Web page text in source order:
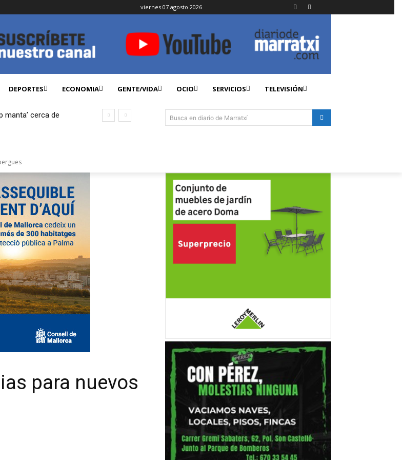
viernes 07 agosto 2026
DEPORTES ECONOMIA GENTE/VIDA OCIO SERVICIOS TELEVISIÓN
manta’ cerca de
Busca en diario de Marratxí
para nuevos